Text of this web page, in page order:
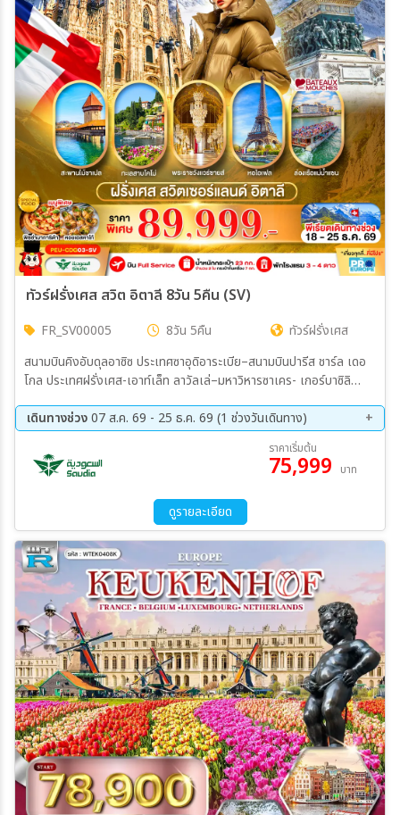
ทัวร์ฝรั่งเศส สวิต อิตาลี 8วัน 5คืน (SV)
FR_SV00005 8วัน 5คืน
ทัวร์ฝรั่งเศส
สนามบินคิงอับดุลอาซิซ ประเทศซาอุดิอาระเบีย–สนามบินปารีส ชาร์ล เดอ
โกล ประเทศฝรั่งเศส-เอาท์เล็ท ลาวัลเล่–มหาวิหารซาเคร- เกอร์บาซิลิ
เฟล-ล่องเรือแม่น้ำแซน เมืองปารีส–พิพิธภัณฑ์ลูฟร์(ด้านนอก)–ประตูชัย
อาร์กเดอทรียงฟ์ (ด้านนอก)–ถนนช็องเซลีเซ-เมืองดีจอง เมืองดีจอง–
เมืองลูเซิร์น-อนุสาวรีย์สิงโต–สะพานไม้ชาเปล เขตเมืองเก่าลูเซิร์น เมืองลู
เซิร์น-เมืองกรินเดลวัลด์-เคเบิ้ลคาร์ Eiger Express– ยอดเขาจุงเฟรา–
เดินทางช่วง07 ส.ค. 69 - 25 ธ.ค. 69 (1 ช่วงวันเดินทาง)
ราคาเริ่มต้น
75,999 บาท
ดูรายละเอียด